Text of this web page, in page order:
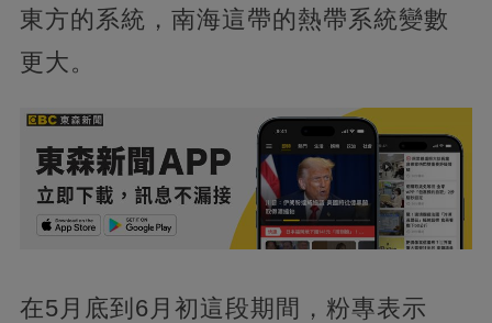
東方的系統，南海這帶的熱帶系統變數
更大。
在5月底到6月初這段期間，粉專表示